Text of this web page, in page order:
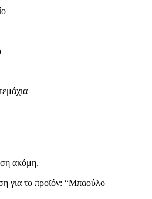
ακόμη.
για το προϊόν: “Μπαούλο